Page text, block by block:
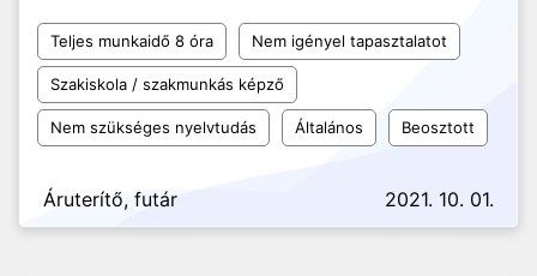
Teljes munkaidő 8 óra Nem igényel tapasztalatot
Szakiskola / szakmunkás képző
Nem szükséges nyelvtudás Általános Beosztott
Áruterítő, futár 2021. 10. 01.